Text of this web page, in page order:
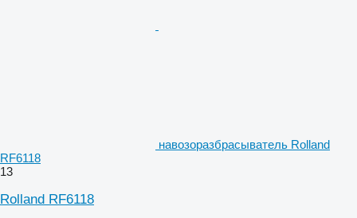
навозоразбрасыватель Rolland
RF6118
13
Rolland RF6118